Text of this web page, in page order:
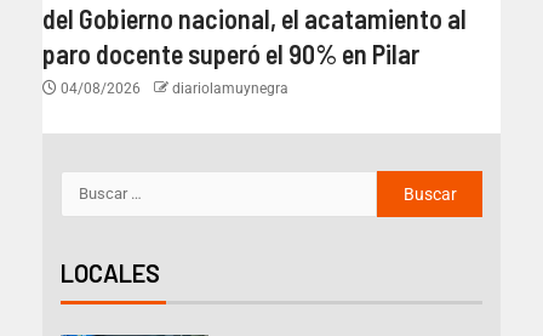
del Gobierno nacional, el acatamiento al
paro docente superó el 90% en Pilar
04/08/2026 diariolamuynegra
LOCALES